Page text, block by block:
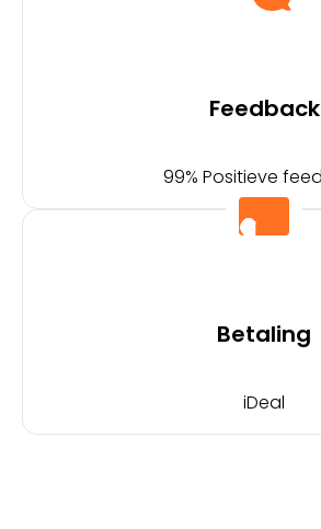
Feedback
99% Positieve
Betaling
iDeal